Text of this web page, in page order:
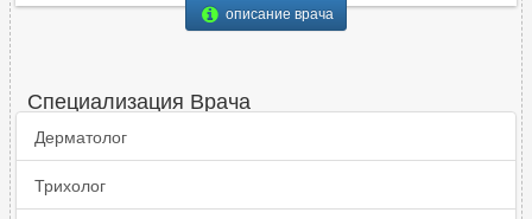
описание врача
Специализация Врача
Дерматолог
Трихолог